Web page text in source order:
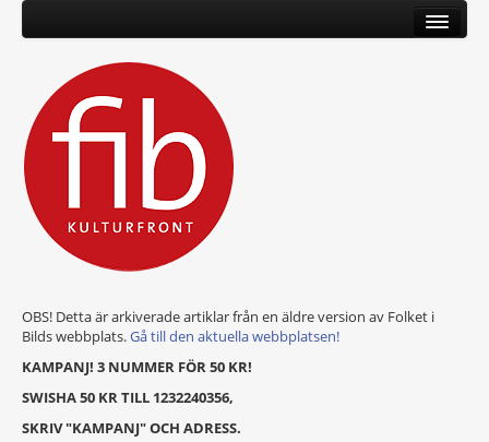
OBS! Detta är arkiverade artiklar från en äldre version av Folket i
Bilds webbplats.Gå till den aktuella webbplatsen!
KAMPANJ! 3 NUMMER FÖR 50 KR!
SWISHA 50 KR TILL 1232240356,
SKRIV "KAMPANJ" OCH ADRESS.